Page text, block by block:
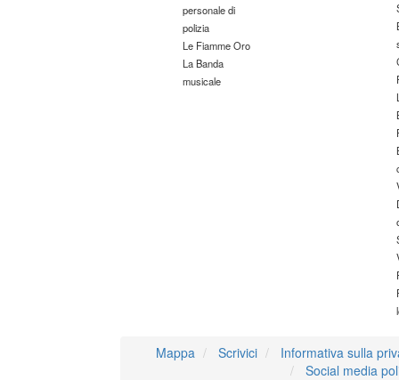
personale di
polizia
Le Fiamme Oro
La Banda
musicale
Mappa Scrivici
Informativa sulla
Social media